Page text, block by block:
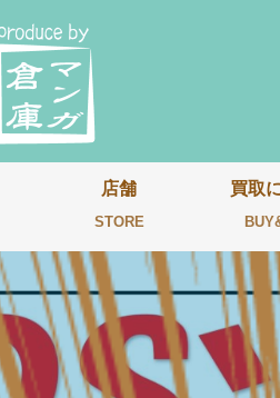
店舗
STORE
買取